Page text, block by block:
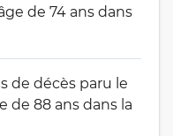
de 74 ans dans
de décès paru le
de 88 ans dans la